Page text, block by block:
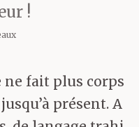
!
ne fait plus corps
présent. A